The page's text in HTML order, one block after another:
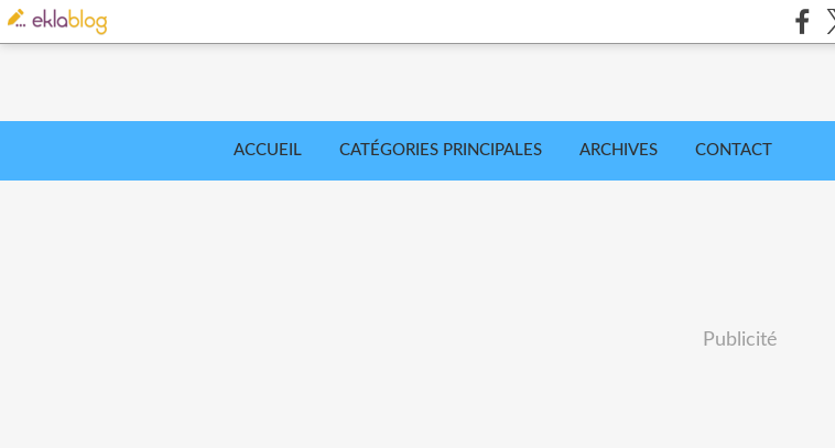
ACCUEIL CATÉGORIES PRINCIPALES ARCHIVES CONTACT
Publicité